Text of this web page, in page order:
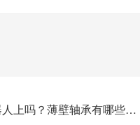
薄壁角接触球轴承能用在机器人上吗？薄壁轴承有哪些优点？